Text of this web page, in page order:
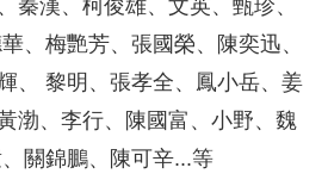
秦漢、柯俊雄、文英、甄珍、
、梅艷芳、張國榮、陳奕迅、
、 黎明、張孝全、鳳小岳、姜
渤、李行、陳國富、小野、魏
關錦鵬、陳可辛...等